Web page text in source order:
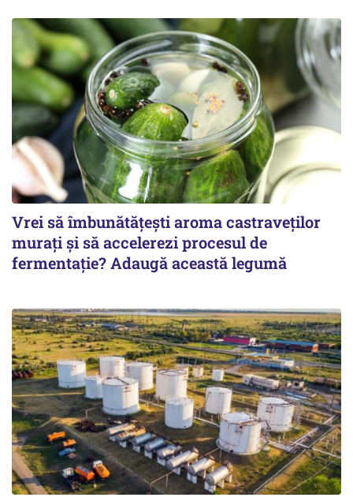
Vrei să îmbunătățești aroma castraveților
murați și să accelerezi procesul de
fermentație? Adaugă această legumă